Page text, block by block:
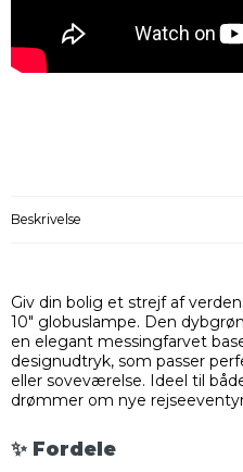
Beskrivelse
Giv din bolig et strejf af
10" globuslampe. Den
en elegant messingfarvet
designudtryk, som passer
eller soveværelse. Ideel til
drømmer om nye
✨ Fordele